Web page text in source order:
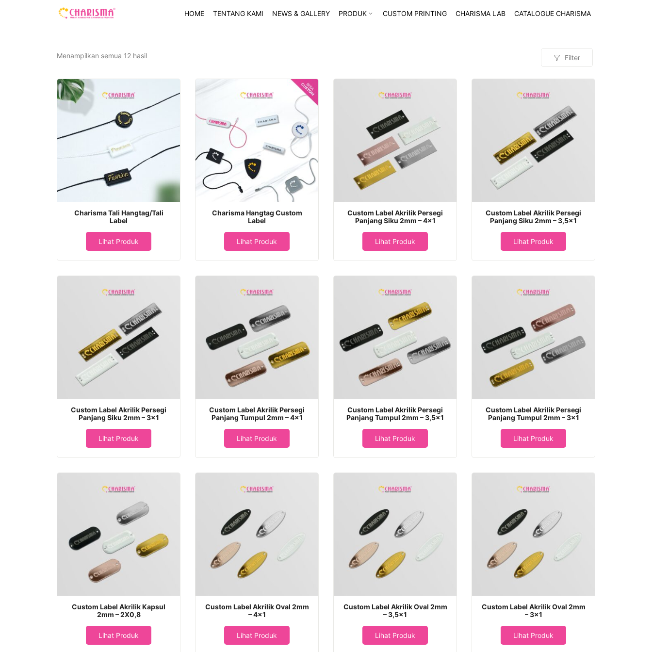
HOME TENTANG KAMI NEWS & GALLERY PRODUK CUSTOM PRINTING CHARISMA LAB CATALOGUE CHARISMA
Menampilkan semua 12 hasilDiurutkan
yang
Filter
Charisma Tali Hangtag/Tali
Label
Lihat Produk
Charisma Hangtag Custom
Label
Lihat Produk
Custom Label Akrilik Persegi
Panjang Siku 2mm – 4×1
Lihat Produk
Custom Label Akrilik Persegi
Panjang Siku 2mm – 3,5×1
Lihat Produk
Custom Label Akrilik Persegi
Panjang Siku 2mm – 3×1
Lihat Produk
Custom Label Akrilik Persegi
Panjang Tumpul 2mm – 4×1
Lihat Produk
Custom Label Akrilik Persegi
Panjang Tumpul 2mm – 3,5×1
Lihat Produk
Custom Label Akrilik Persegi
Panjang Tumpul 2mm – 3×1
Lihat Produk
Custom Label Akrilik Kapsul
2mm – 2X0,8
Lihat Produk
Custom Label Akrilik Oval 2mm
– 4×1
Lihat Produk
Custom Label Akrilik Oval 2mm
– 3,5×1
Lihat Produk
Custom Label Akrilik Oval 2mm
– 3×1
Lihat Produk